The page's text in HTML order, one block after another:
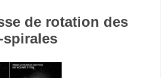
de rotation des
spirales